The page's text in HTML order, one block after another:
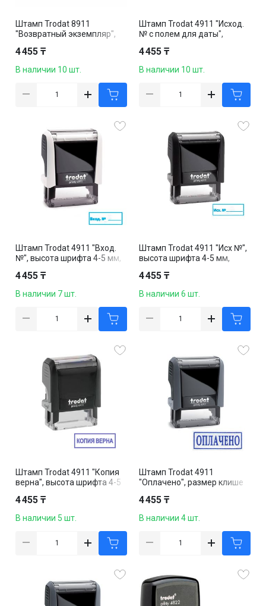
Штамп Trodat 8911
"Возвратный экземпляр",
мм, русская версия
4 455 ₸
В наличии 10 шт.
Штамп Trodat 4911 "Исход.
№ с полем для даты",
клише 38*14 мм, русская
версия
4 455 ₸
В наличии 10 шт.
Штамп Trodat 4911 "Вход.
№", высота шрифта 4-5 мм,
версия, ассорти
4 455 ₸
В наличии 7 шт.
Штамп Trodat 4911 "Исх №",
высота шрифта 4-5 мм,
версия, корпус ассорти
4 455 ₸
В наличии 6 шт.
Штамп Trodat 4911 "Копия
верна", высота шрифта 4-5
русская версия
4 455 ₸
В наличии 5 шт.
Штамп Trodat 4911
"Оплачено", размер клише
4 455 ₸
В наличии 4 шт.